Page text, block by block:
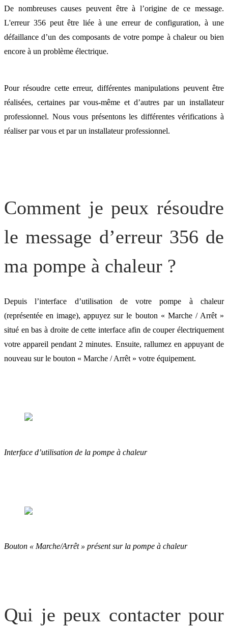
De nombreuses causes peuvent être à l’origine de ce message.
L'erreur 356 peut être liée à une erreur de configuration, à une
défaillance d’un des composants de votre pompe à chaleur ou bien
encore à un problème électrique.
Pour résoudre cette erreur, différentes manipulations peuvent être
réalisées, certaines par vous-même et d’autres par un installateur
professionnel. Nous vous présentons les différentes vérifications à
réaliser par vous et par un installateur professionnel.
Comment je peux résoudre
le message d’erreur 356 de
ma pompe à chaleur ?
Depuis l’interface d’utilisation de votre pompe à chaleur
(représentée en image), appuyez sur le bouton « Marche / Arrêt »
situé en bas à droite de cette interface afin de couper électriquement
votre appareil pendant 2 minutes. Ensuite, rallumez en appuyant de
nouveau sur le bouton « Marche / Arrêt » votre équipement.
Interface d’utilisation de la pompe à chaleur
Bouton « Marche/Arrêt » présent sur la pompe à chaleur
Qui je peux contacter pour